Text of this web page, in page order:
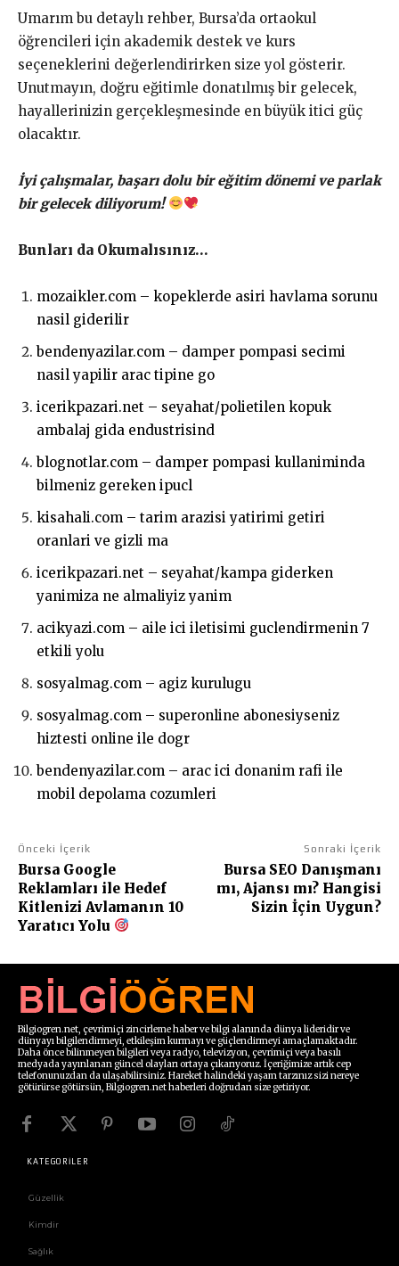
Umarım bu detaylı rehber, Bursa’da ortaokul
öğrencileri için akademik destek ve kurs
seçeneklerini değerlendirirken size yol gösterir.
Unutmayın, doğru eğitimle donatılmış bir gelecek,
hayallerinizin gerçekleşmesinde en büyük itici güç
olacaktır.
İyi çalışmalar, başarı dolu bir eğitim dönemi ve parlak
bir gelecek diliyorum!
Bunları da Okumalısınız…
mozaikler.com – kopeklerde asiri havlama sorunu
nasil giderilir
bendenyazilar.com – damper pompasi secimi
nasil yapilir arac tipine go
icerikpazari.net – seyahat/polietilen kopuk
ambalaj gida endustrisind
blognotlar.com – damper pompasi kullaniminda
bilmeniz gereken ipucl
kisahali.com – tarim arazisi yatirimi getiri
oranlari ve gizli ma
icerikpazari.net – seyahat/kampa giderken
yanimiza ne almaliyiz yanim
acikyazi.com – aile ici iletisimi guclendirmenin 7
etkili yolu
sosyalmag.com – agiz kurulugu
sosyalmag.com – superonline abonesiyseniz
hiztesti online ile dogr
bendenyazilar.com – arac ici donanim rafi ile
mobil depolama cozumleri
Önceki İçerik
Bursa Google
Reklamları ile Hedef
Kitlenizi Avlamanın 10
Yaratıcı Yolu
Sonraki İçerik
Bursa SEO Danışmanı
mı, Ajansı mı? Hangisi
Sizin İçin Uygun?
Bilgiogren.net, çevrimiçi zincirleme haber ve bilgi alanında dünya lideridir ve
dünyayı bilgilendirmeyi, etkileşim kurmayı ve güçlendirmeyi amaçlamaktadır.
Daha önce bilinmeyen bilgileri veya radyo, televizyon, çevrimiçi veya basılı
medyada yayınlanan güncel olayları ortaya çıkarıyoruz. İçeriğimize artık cep
telefonunuzdan da ulaşabilirsiniz. Hareket halindeki yaşam tarzınız sizi nereye
götürürse götürsün, Bilgiogren.net haberleri doğrudan size getiriyor.
KATEGORİLER
Güzellik
Kimdir
Sağlık